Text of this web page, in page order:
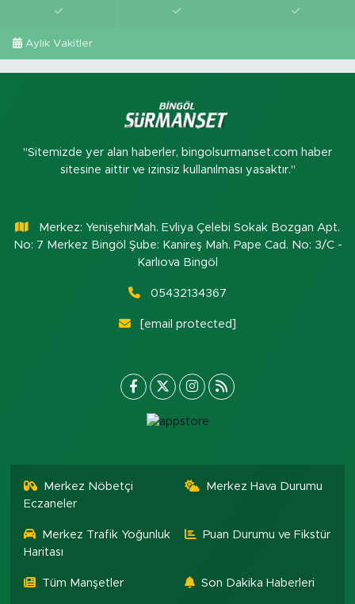
Aylık Vakitler
"Sitemizde yer alan haberler, bingolsurmanset.com haber
sitesine aittir ve izinsiz kullanılması yasaktır."
Merkez: YenişehirMah. Evliya Çelebi Sokak Bozgan Apt.
No: 7 Merkez Bingöl Şube: Kanireş Mah. Pape Cad. No: 3/C -
Karlıova Bingöl
05432134367
[email protected]
Merkez Nöbetçi
Eczaneler
Merkez Hava Durumu
Merkez Trafik Yoğunluk
Haritası
Puan Durumu ve Fikstür
Tüm Manşetler Son Dakika Haberleri